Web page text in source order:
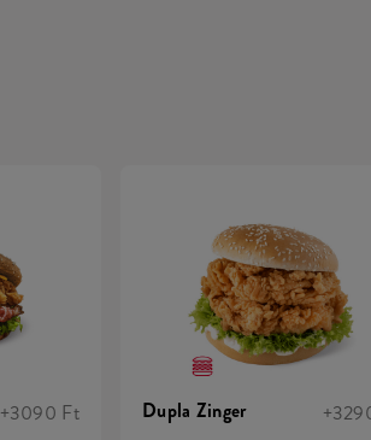
+3090 Ft Dupla Zinger